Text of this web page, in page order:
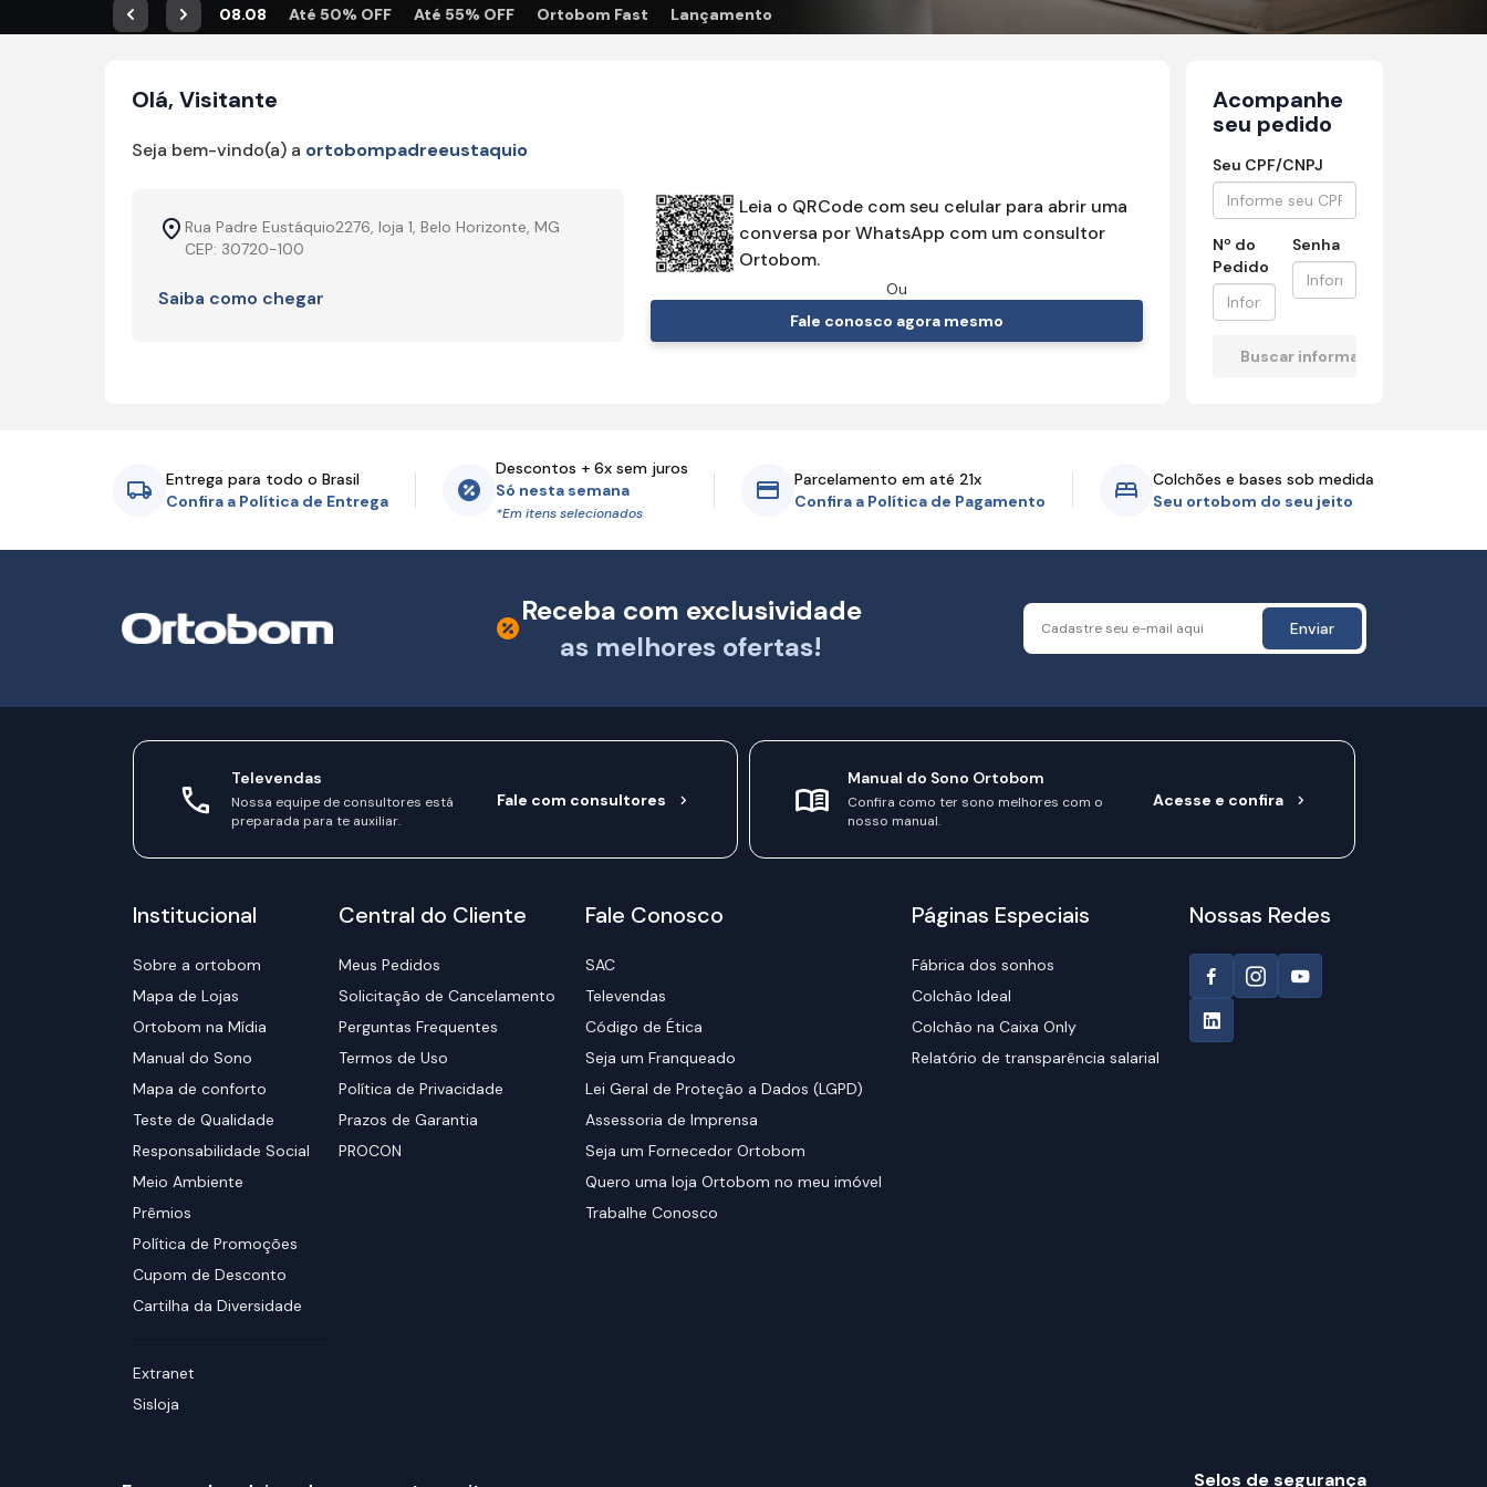
AnteriorPróximo
08.08 Até 50% OFF Até 55% OFF Ortobom Fast Lançamento
Olá, Visitante
Seja bem-vindo(a) a ortobompadreeustaquio
Rua Padre Eustáquio2276, loja 1, Belo Horizonte, MG
CEP: 30720-100
Saiba como chegar
Leia o QRCode com seu celular para abrir uma
conversa por WhatsApp com um consultor
Ortobom.
Ou
Fale conosco agora mesmo
Acompanhe
seu pedido
Seu CPF/CNPJ
Nº do
Pedido
Senha
Entrega para todo o Brasil
Confira a Política de Entrega
Descontos + 6x sem juros
Só nesta semana
*Em itens selecionados
Parcelamento em até 21x
Confira a Política de Pagamento
Colchões e bases sob medida
Seu ortobom do seu jeito
Receba com exclusividade
as melhores ofertas!
Enviar
Televendas
Nossa equipe de consultores está
preparada para te auxiliar.
Fale com consultores
Manual do Sono Ortobom
Confira como ter sono melhores com o
nosso manual.
Acesse e confira
Institucional
Sobre a ortobom
Mapa de Lojas
Ortobom na Mídia
Manual do Sono
Mapa de conforto
Teste de Qualidade
Responsabilidade Social
Meio Ambiente
Prêmios
Política de Promoções
Cupom de Desconto
Cartilha da Diversidade
Extranet
Sisloja
Central do Cliente
Meus Pedidos
Solicitação de Cancelamento
Perguntas Frequentes
Termos de Uso
Política de Privacidade
Prazos de Garantia
PROCON
Fale Conosco
SAC
Televendas
Código de Ética
Seja um Franqueado
Lei Geral de Proteção a Dados (LGPD)
Assessoria de Imprensa
Seja um Fornecedor Ortobom
Quero uma loja Ortobom no meu imóvel
Trabalhe Conosco
Páginas Especiais
Fábrica dos sonhos
Colchão Ideal
Colchão na Caixa Only
Relatório de transparência salarial
Nossas Redes
Selos de segurança